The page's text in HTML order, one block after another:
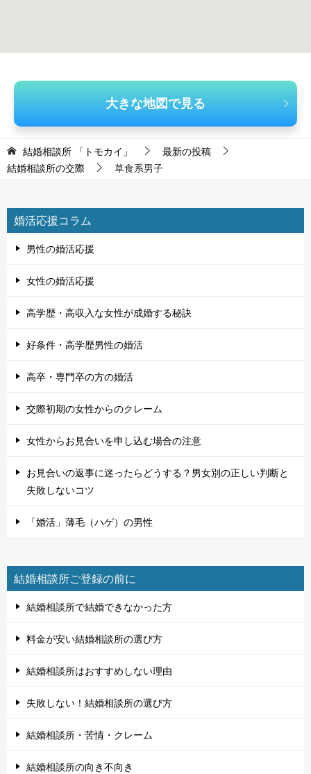
大きな地図で見る
結婚相談所 「トモカイ」
最新の投稿
結婚相談所の交際
草食系男子
婚活応援コラム
男性の婚活応援
女性の婚活応援
高学歴・高収入な女性が成婚する秘訣
好条件・高学歴男性の婚活
高卒・専門卒の方の婚活
交際初期の女性からのクレーム
女性からお見合いを申し込む場合の注意
お見合いの返事に迷ったらどうする？男女別の正しい判断と
失敗しないコツ
「婚活」薄毛（ハゲ）の男性
結婚相談所ご登録の前に
結婚相談所で結婚できなかった方
料金が安い結婚相談所の選び方
結婚相談所はおすすめしない理由
失敗しない！結婚相談所の選び方
結婚相談所・苦情・クレーム
結婚相談所の向き不向き